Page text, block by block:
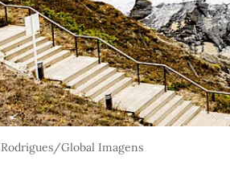
Global Imagens